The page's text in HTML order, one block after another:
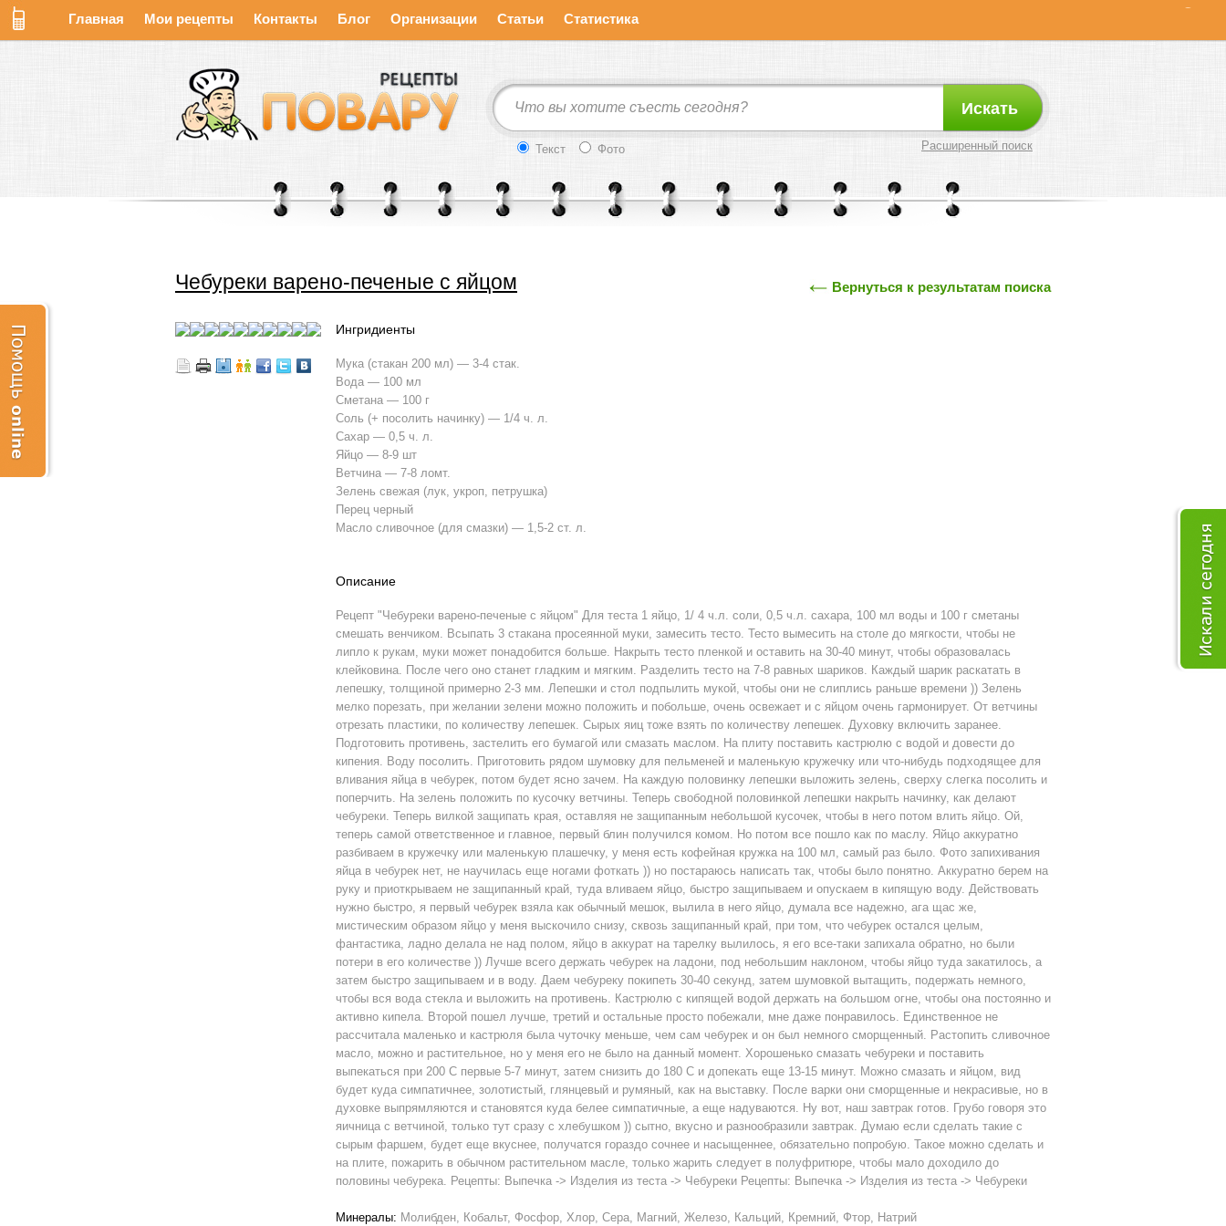
Главная Мои рецепты Контакты Блог Организации Статьи Статистика
Искать
Текст Фото Расширенный поиск
Чебуреки варено-печеные с яйцом Вернуться к результатам поиска
Ингридиенты
Мука (стакан 200 мл) — 3-4 стак.
Вода — 100 мл
Сметана — 100 г
Соль (+ посолить начинку) — 1/4 ч. л.
Сахар — 0,5 ч. л.
Яйцо — 8-9 шт
Ветчина — 7-8 ломт.
Зелень свежая (лук, укроп, петрушка)
Перец черный
Масло сливочное (для смазки) — 1,5-2 ст. л.
Описание
Рецепт "Чебуреки варено-печеные с яйцом" Для теста 1 яйцо, 1/ 4 ч.л. соли, 0,5 ч.л. сахара, 100 мл воды и 100 г сметаны
смешать венчиком. Всыпать 3 стакана просеянной муки, замесить тесто. Тесто вымесить на столе до мягкости, чтобы не
липло к рукам, муки может понадобится больше. Накрыть тесто пленкой и оставить на 30-40 минут, чтобы образовалась
клейковина. После чего оно станет гладким и мягким. Разделить тесто на 7-8 равных шариков. Каждый шарик раскатать в
лепешку, толщиной примерно 2-3 мм. Лепешки и стол подпылить мукой, чтобы они не слиплись раньше времени )) Зелень
мелко порезать, при желании зелени можно положить и побольше, очень освежает и с яйцом очень гармонирует. От ветчины
отрезать пластики, по количеству лепешек. Сырых яиц тоже взять по количеству лепешек. Духовку включить заранее.
Подготовить противень, застелить его бумагой или смазать маслом. На плиту поставить кастрюлю с водой и довести до
кипения. Воду посолить. Приготовить рядом шумовку для пельменей и маленькую кружечку или что-нибудь подходящее для
вливания яйца в чебурек, потом будет ясно зачем. На каждую половинку лепешки выложить зелень, сверху слегка посолить и
поперчить. На зелень положить по кусочку ветчины. Теперь свободной половинкой лепешки накрыть начинку, как делают
чебуреки. Теперь вилкой защипать края, оставляя не защипанным небольшой кусочек, чтобы в него потом влить яйцо. Ой,
теперь самой ответственное и главное, первый блин получился комом. Но потом все пошло как по маслу. Яйцо аккуратно
разбиваем в кружечку или маленькую плашечку, у меня есть кофейная кружка на 100 мл, самый раз было. Фото запихивания
яйца в чебурек нет, не научилась еще ногами фоткать )) но постараюсь написать так, чтобы было понятно. Аккуратно берем на
руку и приоткрываем не защипанный край, туда вливаем яйцо, быстро защипываем и опускаем в кипящую воду. Действовать
нужно быстро, я первый чебурек взяла как обычный мешок, вылила в него яйцо, думала все надежно, ага щас же,
мистическим образом яйцо у меня выскочило снизу, сквозь защипанный край, при том, что чебурек остался целым,
фантастика, ладно делала не над полом, яйцо в аккурат на тарелку вылилось, я его все-таки запихала обратно, но были
потери в его количестве )) Лучше всего держать чебурек на ладони, под небольшим наклоном, чтобы яйцо туда закатилось, а
затем быстро защипываем и в воду. Даем чебуреку покипеть 30-40 секунд, затем шумовкой вытащить, подержать немного,
чтобы вся вода стекла и выложить на противень. Кастрюлю с кипящей водой держать на большом огне, чтобы она постоянно и
активно кипела. Второй пошел лучше, третий и остальные просто побежали, мне даже понравилось. Единственное не
рассчитала маленько и кастрюля была чуточку меньше, чем сам чебурек и он был немного сморщенный. Растопить сливочное
масло, можно и растительное, но у меня его не было на данный момент. Хорошенько смазать чебуреки и поставить
выпекаться при 200 С первые 5-7 минут, затем снизить до 180 С и допекать еще 13-15 минут. Можно смазать и яйцом, вид
будет куда симпатичнее, золотистый, глянцевый и румяный, как на выставку. После варки они сморщенные и некрасивые, но в
духовке выпрямляются и становятся куда белее симпатичные, а еще надуваются. Ну вот, наш завтрак готов. Грубо говоря это
яичница с ветчиной, только тут сразу с хлебушком )) сытно, вкусно и разнообразили завтрак. Думаю если сделать такие с
сырым фаршем, будет еще вкуснее, получатся гораздо сочнее и насыщеннее, обязательно попробую. Такое можно сделать и
на плите, пожарить в обычном растительном масле, только жарить следует в полуфритюре, чтобы мало доходило до
половины чебурека. Рецепты: Выпечка -> Изделия из теста -> Чебуреки Рецепты: Выпечка -> Изделия из теста -> Чебуреки
Минералы: Молибден, Кобальт, Фосфор, Хлор, Сера, Магний, Железо, Кальций, Кремний, Фтор, Натрий